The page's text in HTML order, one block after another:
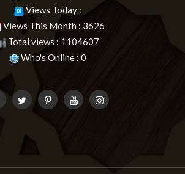
Views Today :
Views This Month : 3626
Total views : 1104607
Who's Online : 0